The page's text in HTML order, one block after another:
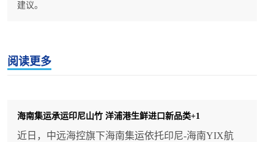
建议。
阅读更多
海南集运承运印尼山竹 洋浦港生鲜进口新品类+1
近日，中远海控旗下海南集运依托印尼-海南YIX航